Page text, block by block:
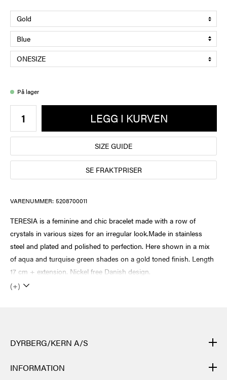
På lager
LEGG I KURVEN
SIZE GUIDE
SE FRAKTPRISER
VARENUMMER: 5208700011
TERESIA is a feminine and chic bracelet made with a row of
crystals in various sizes for an irregular look.Made in stainless
steel and plated and polished to perfection. Here shown in a mix
of aqua and turquise green shades on a gold toned finish. Length
17 cm + extension. Nickel free Danish design.
(+)
DYRBERG/KERN A/S
DYRBERG/KERNs produkter er håndlagde og gjennomgår mange
ulike prosesser: fra støping, polering og emaljering av metallbasen
INFORMATION